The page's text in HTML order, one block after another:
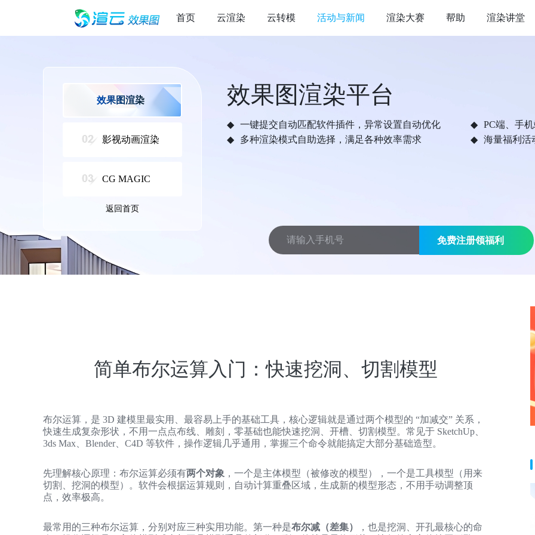
首页 云渲染 云转模 活动与新闻 渲染大赛 帮助 渲染讲堂
效果图渲染
影视动画渲染
CG MAGIC
返回首页
效果图渲染平台
一键提交自动匹配软件插件，异常设置自动优化
PC端、手
多种渲染模式自助选择，满足各种效率需求
海量福利活
免费注册领福利
简单布尔运算入门：快速挖洞、切割模型
布尔运算，是 3D 建模里最实用、最容易上手的基础工具，核心逻辑就是通过两个模型的 “加减交” 关系，
快速生成复杂形状，不用一点点布线、雕刻，零基础也能快速挖洞、开槽、切割模型。常见于 SketchUp、
3ds Max、Blender、C4D 等软件，操作逻辑几乎通用，掌握三个命令就能搞定大部分基础造型。
先理解核心原理：布尔运算必须有两个对象 ，一个是主体模型（被修改的模型），一个是工具模型（用来
切割、挖洞的模型）。软件会根据运算规则，自动计算重叠区域，生成新的模型形态，不用手动调整顶
点，效率极高。
最常用的三种布尔运算，分别对应三种实用功能。第一种是布尔减（差集）
，也是挖洞、开孔最核心的命